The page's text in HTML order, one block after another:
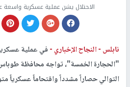
الاحتلال يشن عملية عسكرية
نابلس -النجاح الإخباري -في عملية
"الحجارة الخمسة"، تواجه محافظة طوباس
التوالي حصاراً مشدداً واقتحاماً عسكرياً